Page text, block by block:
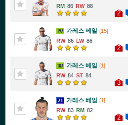
86
88
2
가레스 베일 [15]
86
86
2
가레스 베일 [1]
84
84
3
가레스 베일 [1]
83
82
2